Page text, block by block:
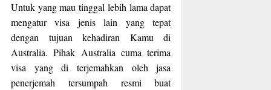
Untuk yang mau tinggal lebih lama dapat
mengatur visa jenis lain yang tepat
dengan tujuan kehadiran Kamu di
Australia. Pihak Australia cuma terima
visa yang di terjemahkan oleh jasa
penerjemah tersumpah resmi buat